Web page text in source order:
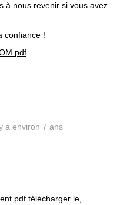
à nous revenir si vous avez
confiance !
a environ 7 ans
pdf télécharger le,